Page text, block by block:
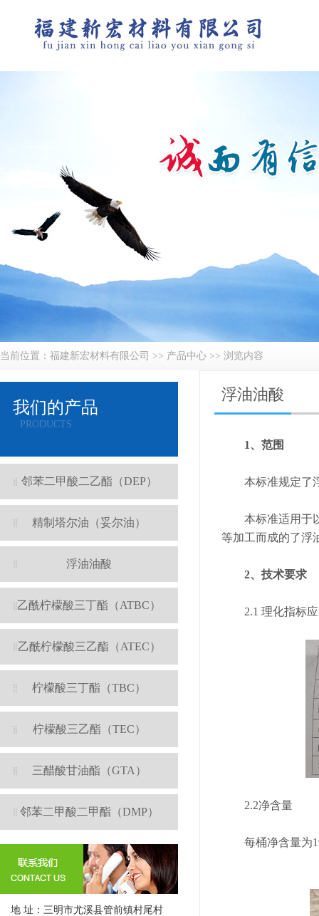
当前位置： 福建新宏材料有限公司 >> 产品中心 >> 浏览内容
我们的产品
PRODUCTS
邻苯二甲酸二乙酯（DEP）
精制塔尔油（妥尔油）
浮油油酸
乙酰柠檬酸三丁酯（ATBC）
乙酰柠檬酸三乙酯（ATEC）
柠檬酸三丁酯（TBC）
柠檬酸三乙酯（TEC）
三醋酸甘油酯（GTA）
邻苯二甲酸二甲酯（DMP）
地 址：三明市尤溪县管前镇村尾村
浮油油酸
1、范围
本标准规定了浮
本标准适用于以
等加工而成的了浮
2、技术要求
2.1 理化指标应
2.2净含量
每桶净含量为